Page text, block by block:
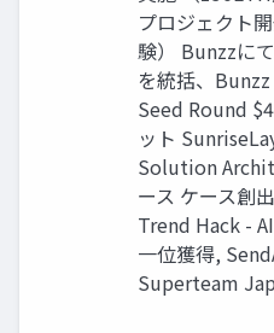
プロジェクト
験） Bunzzに
を統括、Bunzz
Seed Round
ット
Solution
ース ケース創
Trend Hack -
一位獲得,
Superteam